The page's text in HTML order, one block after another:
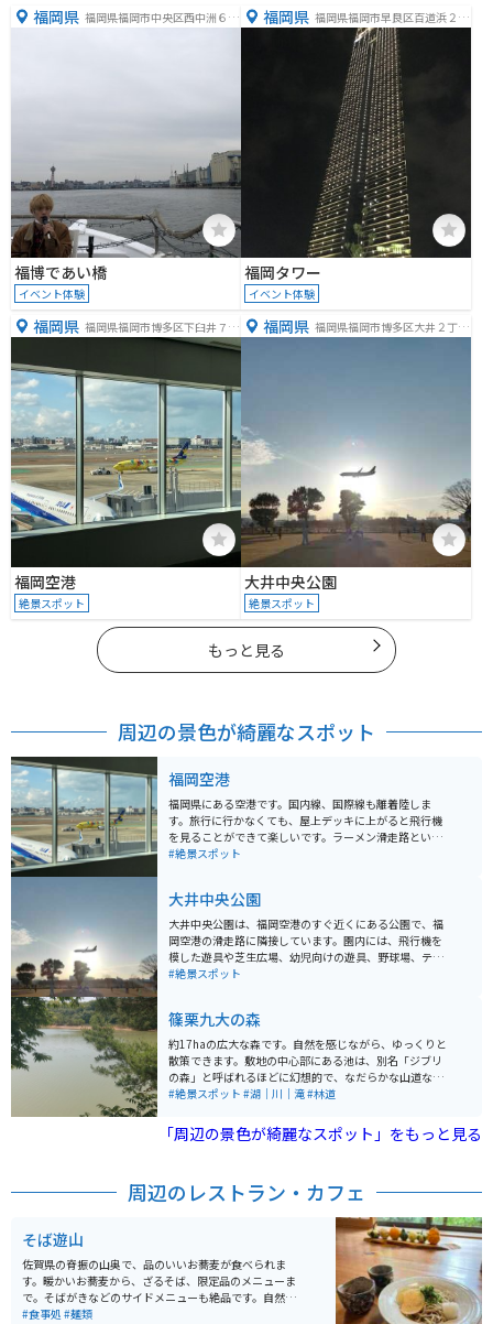
福岡県 福岡県福岡市中央区西中洲６
福博であい橋
イベント体験
福岡県 福岡県福岡市早良区百道浜２丁
目３−２６
福岡タワー
イベント体験
福岡県 福岡県福岡市博多区下臼井７７
福岡空港
絶景スポット
福岡県 福岡県福岡市博多区大井２丁目
大井中央公園
絶景スポット
もっと見る
周辺の景色が綺麗なスポット
福岡空港
福岡県にある空港です。国内線、国際線も離着陸しま
す。旅行に行かなくても、屋上デッキに上がると飛行機
を見ることができて楽しいです。ラーメン滑走路という
ラーメン専門店が集うお食事処があり、平日も休日も混
#絶景スポット
大井中央公園
大井中央公園は、福岡空港のすぐ近くにある公園で、福
岡空港の滑走路に隣接しています。園内には、飛行機を
模した遊具や芝生広場、幼児向けの遊具、野球場、テニ
スコートなど、多彩な施設が整備されています。特に、
フルなベンチがアート作品のように配置され、とても綺
麗です。駐車場は3か所に分かれ、約100台分が用意され
ており、利用時間は5時から21時までです。アクセス
は、西鉄バスの大井町バス停から徒歩数分と便利です。
#絶景スポット
篠栗九大の森
約17haの広大な森です。自然を感じながら、ゆっくりと
散策できます。敷地の中心部にある池は、別名「ジブリ
の森」と呼ばれるほどに幻想的で、なだらかな山道なの
でウォーキング初心者でもオススメです。道中は田舎道
きます。
#絶景スポット #湖｜川｜滝#林道
「周辺の景色が綺麗なスポット」をもっと見る
周辺のレストラン・カフェ
そば遊山
佐賀県の脊振の山奥で、品のいいお蕎麦が食べられま
す。暖かいお蕎麦から、ざるそば、限定品のメニューま
で。そばがきなどのサイドメニューも絶品です。自然を
眺めながらお蕎麦をいただく時間は、贅沢そのもので
#食事処 #麺類